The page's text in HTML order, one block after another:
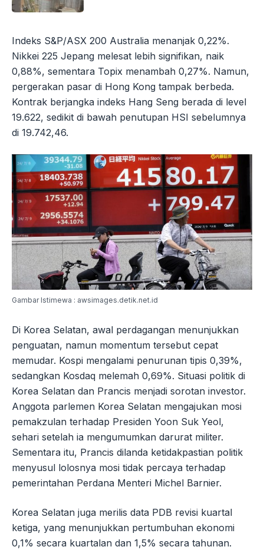
Indeks S&P/ASX 200 Australia menanjak 0,22%.
Nikkei 225 Jepang melesat lebih signifikan, naik
0,88%, sementara Topix menambah 0,27%. Namun,
pergerakan pasar di Hong Kong tampak berbeda.
Kontrak berjangka indeks Hang Seng berada di level
19.622, sedikit di bawah penutupan HSI sebelumnya
di 19.742,46.
Gambar Istimewa : awsimages.detik.net.id
Di Korea Selatan, awal perdagangan menunjukkan
penguatan, namun momentum tersebut cepat
memudar. Kospi mengalami penurunan tipis 0,39%,
sedangkan Kosdaq melemah 0,69%. Situasi politik di
Korea Selatan dan Prancis menjadi sorotan investor.
Anggota parlemen Korea Selatan mengajukan mosi
pemakzulan terhadap Presiden Yoon Suk Yeol,
sehari setelah ia mengumumkan darurat militer.
Sementara itu, Prancis dilanda ketidakpastian politik
menyusul lolosnya mosi tidak percaya terhadap
pemerintahan Perdana Menteri Michel Barnier.
Korea Selatan juga merilis data PDB revisi kuartal
ketiga, yang menunjukkan pertumbuhan ekonomi
0,1% secara kuartalan dan 1,5% secara tahunan.